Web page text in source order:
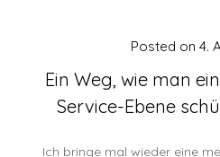
Ein Weg, wie man
Service-Ebene
Posted on 4.
Ich bringe mal wieder eine